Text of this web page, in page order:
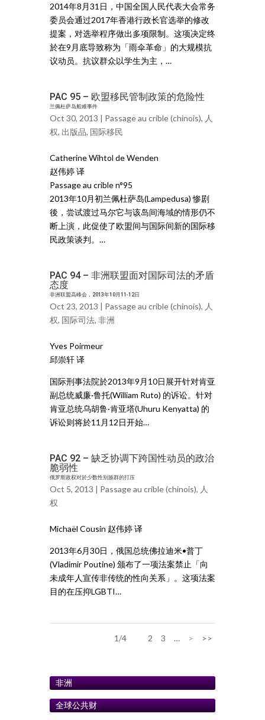
2014年8月31日，中国全国人民代表大会常务
委员会通过2017年香港行政长官选举的修改
提案，对选举程序做出多项限制。这项决定终
於在9月底导致称为「雨伞革命」的大规模抗
议动员。抗议群众以学生为主，…
PAC 95 – 欧盟移民管制政策的危险性
兰佩杜萨岛船难事件
Oct 30, 2013 | Passage au crible (chinois), 人
权, 出版品, 国际移民
Catherine Wihtol de Wenden
赵伟婷 译
Passage au crible n°95
2013年10月初兰佩杜萨岛(Lampedusa) 惨剧
後，尝试渡过马尔它与该岛间海域的情形仍不
断上演，此促使了欧盟间与国际间新的国际移
民政策谈判。…
PAC 94 – 非洲联盟面对国际司法的矛盾
态度
非洲联盟高峰会，2013年10月11-12日
Oct 23, 2013 | Passage au crible (chinois), 人
权, 国际司法, 非洲
Yves Poirmeur
邱崇轩 译
国际刑事法院於2013年9月10日展开针对肯亚
副总统威廉·鲁托(William Ruto) 的诉讼。针对
肯亚总统乌胡鲁·肯亚塔(Uhuru Kenyatta) 的
诉讼则将於11月12日开始…
PAC 92 – 缺乏协调下跨国性动员的政治
脆弱性
俄罗斯政权对於少数性别族群的打压
Oct 5, 2013 | Passage au crible (chinois), 人
权
Michaël Cousin 赵伟婷 译
2013年6月30日，俄国总统佛拉迪米•普丁
(Vladimir Poutine) 颁布了一项法案禁止「向
未成年人宣传非传统的性向关系」。这项法案
目的在压抑LGBTI…
1/4 2 3 … > >>
非洲
全球公共财